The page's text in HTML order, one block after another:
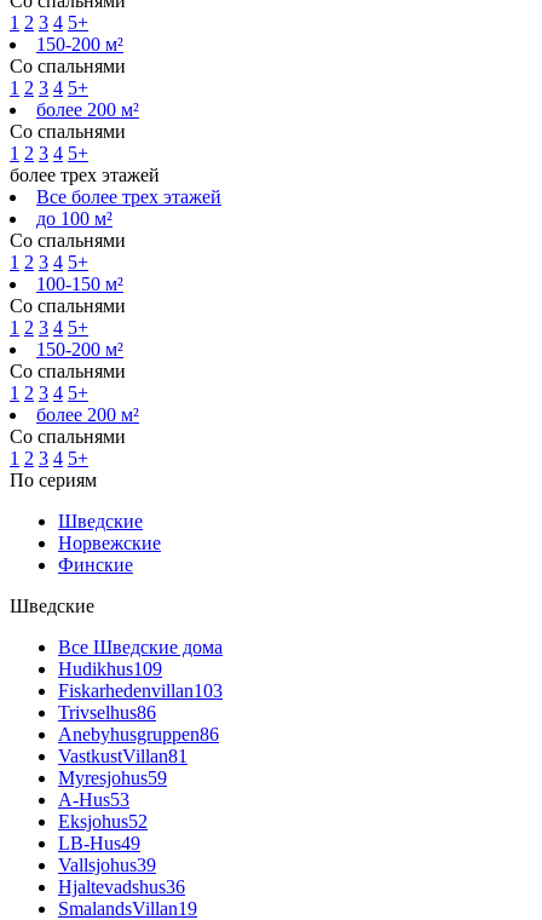
1 2 3 4 5+
150-200 м²
Со спальнями
1 2 3 4 5+
более 200 м²
Со спальнями
1 2 3 4 5+
более трех этажей
Все более трех этажей
до 100 м²
Со спальнями
1 2 3 4 5+
100-150 м²
Со спальнями
1 2 3 4 5+
150-200 м²
Со спальнями
1 2 3 4 5+
более 200 м²
Со спальнями
1 2 3 4 5+
По сериям
Шведские
Норвежские
Финские
Шведские
Все Шведские дома
Hudikhus109
Fiskarhedenvillan103
Trivselhus86
Anebyhusgruppen86
VastkustVillan81
Myresjohus59
A-Hus53
Eksjohus52
LB-Hus49
Vallsjohus39
Hjaltevadshus36
SmalandsVillan19